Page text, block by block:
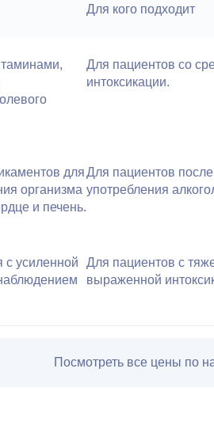
Для кого подходит
Для пациентов со
интоксикации.
для
организма
и печень.
Для пациентов
употребления
с усиленной
Для пациентов с
выраженной
Посмотреть все цены по